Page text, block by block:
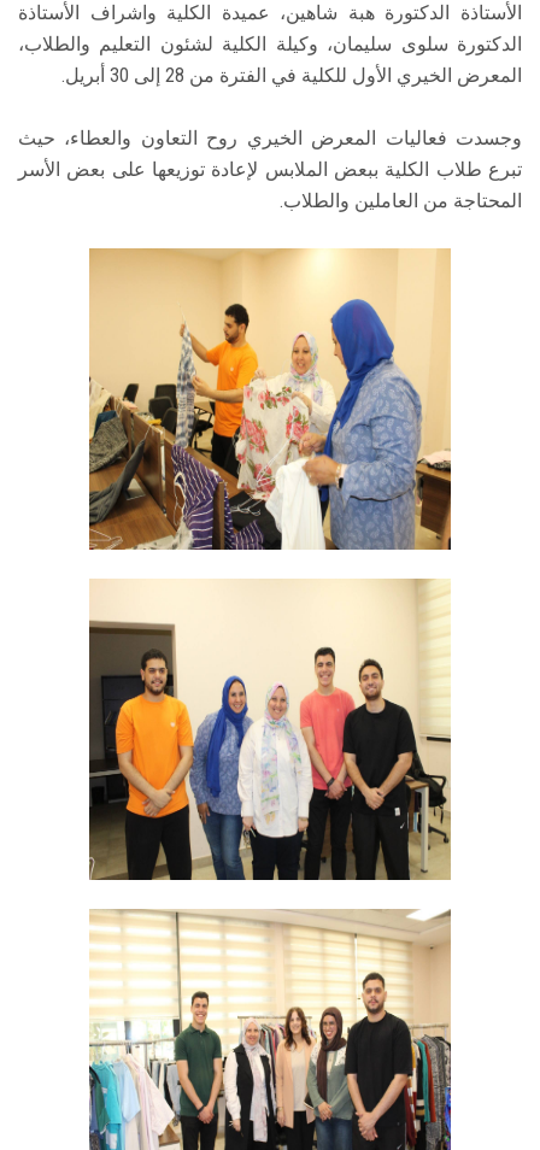
الأستاذة الدكتورة هبة شاهين، عميدة الكلية واشراف الأستاذة
الدكتورة سلوى سليمان، وكيلة الكلية لشئون التعليم والطلاب،
المعرض الخيري الأول للكلية في الفترة من 28 إلى 30 أبريل.
وجسدت فعاليات المعرض الخيري روح التعاون والعطاء، حيث
تبرع طلاب الكلية ببعض الملابس لإعادة توزيعها على بعض الأسر
المحتاجة من العاملين والطلاب.